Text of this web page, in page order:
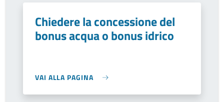
Chiedere la concessione del
bonus acqua o bonus idrico
VAI ALLA PAGINA